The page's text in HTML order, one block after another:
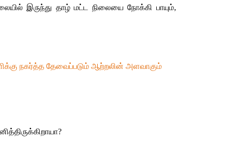
இருந்து தாழ் மட்ட நிலையை நோக்கி பாயும்,
நகர்த்த தேவைப்படும் ஆற்றலின் அளவாகும்